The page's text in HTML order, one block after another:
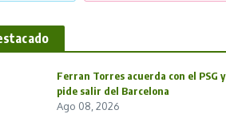
Ferran Torres acuerda con el PSG y
pide salir del Barcelona
Ago 08, 2026